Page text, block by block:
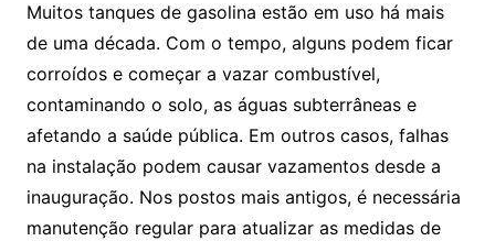
Muitos tanques de gasolina estão em uso há mais
de uma década. Com o tempo, alguns podem ficar
corroídos e começar a vazar combustível,
contaminando o solo, as águas subterrâneas e
afetando a saúde pública. Em outros casos, falhas
na instalação podem causar vazamentos desde a
inauguração. Nos postos mais antigos, é necessária
manutenção regular para atualizar as medidas de